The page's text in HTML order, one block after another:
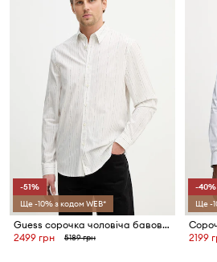
-51%
Ще -10% з кодом WEB*
Guess сорочка чоловіча бавовняна
2499 грн
5189 грн
-40%
Ще -
2199